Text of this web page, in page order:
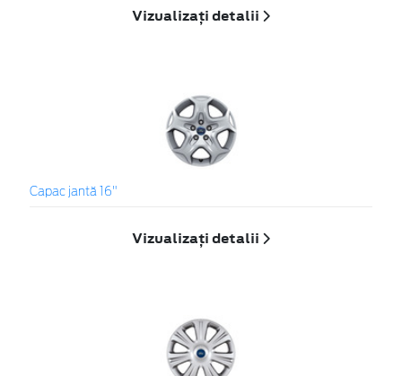
Vizualizați detalii
Capac jantă 16"
Vizualizați detalii